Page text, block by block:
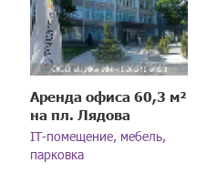
Аренда офиса 60,3 м²
на пл. Лядова
IT-помещение, мебель,
парковка